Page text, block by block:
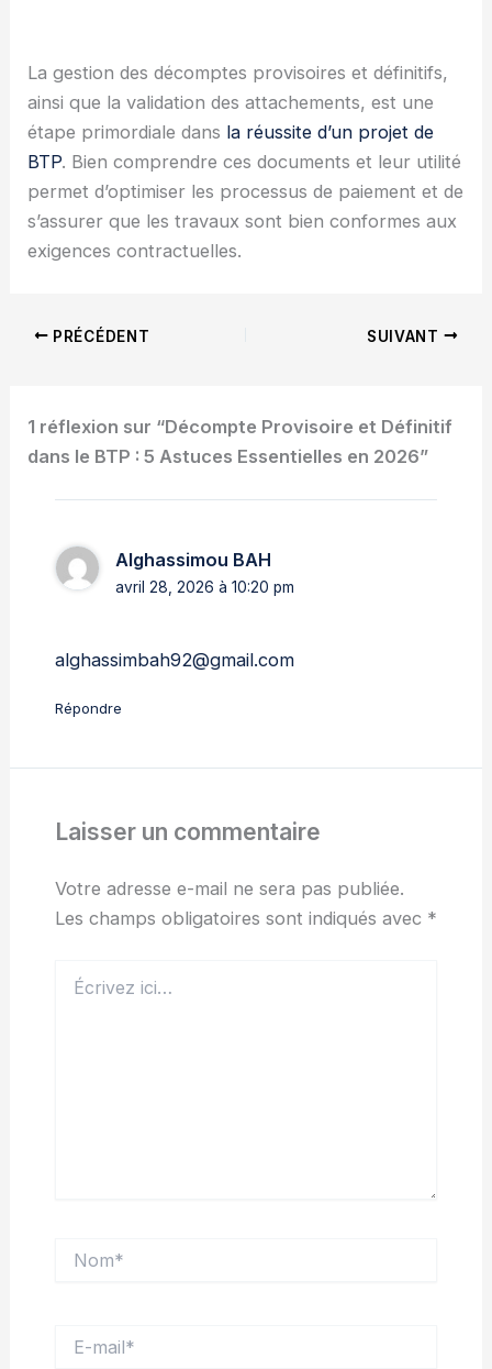
La gestion des décomptes provisoires et définitifs,
ainsi que la validation des attachements, est une
étape primordiale dans la réussite d’un projet de
BTP. Bien comprendre ces documents et leur utilité
permet d’optimiser les processus de paiement et de
s’assurer que les travaux sont bien conformes aux
exigences contractuelles.
PRÉCÉDENT SUIVANT
1 réflexion sur “Décompte Provisoire et Définitif
dans le BTP : 5 Astuces Essentielles en 2026”
Alghassimou BAH
avril 28, 2026 à 10:20 pm
alghassimbah92@gmail.com
Répondre
Laisser un commentaire
Votre adresse e-mail ne sera pas publiée.
Les champs obligatoires sont indiqués avec *
ici…
mail*